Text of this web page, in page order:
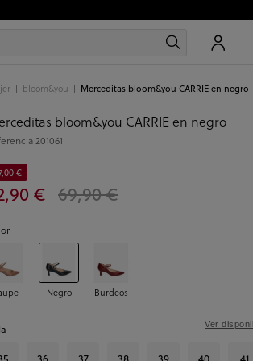
bloom&you Merceditas bloom&you CARRIE en negro
bloom&you CARRIE en negro
201061
€ 69,90 €
€
Negro Burdeos
Ver